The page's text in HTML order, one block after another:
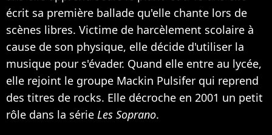
écrit sa première ballade qu'elle chante lors de
scènes libres. Victime de harcèlement scolaire à
cause de son physique, elle décide d'utiliser la
musique pour s'évader. Quand elle entre au lycée,
elle rejoint le groupe Mackin Pulsifer qui reprend
des titres de rocks. Elle décroche en 2001 un petit
rôle dans la série Les Soprano.